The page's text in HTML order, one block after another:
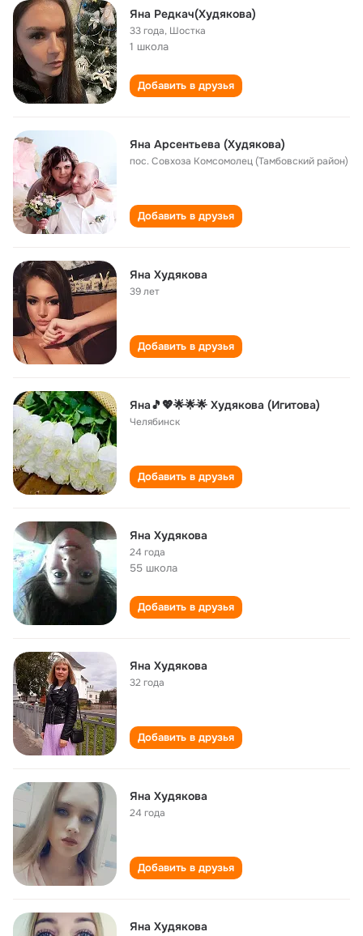
Яна Редкач(Худякова)
33 года, Шостка
1 школа
Добавить в друзья
Яна Арсентьева (Худякова)
пос. Совхоза Комсомолец (Тамбовский район)
Добавить в друзья
Яна Худякова
39 лет
Добавить в друзья
Яна🎵💖🌟🌟🌟 Худякова (Игитова)
Челябинск
Добавить в друзья
Яна Худякова
24 года
55 школа
Добавить в друзья
Яна Худякова
32 года
Добавить в друзья
Яна Худякова
24 года
Добавить в друзья
Яна Худякова